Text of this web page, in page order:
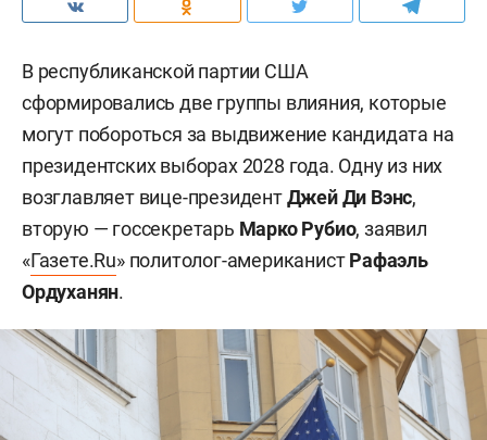
В республиканской партии США
сформировались две группы влияния, которые
могут побороться за выдвижение кандидата на
президентских выборах 2028 года. Одну из них
возглавляет вице-президентДжей Ди Вэнс,
вторую — госсекретарь Марко Рубио, заявил
«Газете.Ru» политолог-американистРафаэль
Ордуханян.